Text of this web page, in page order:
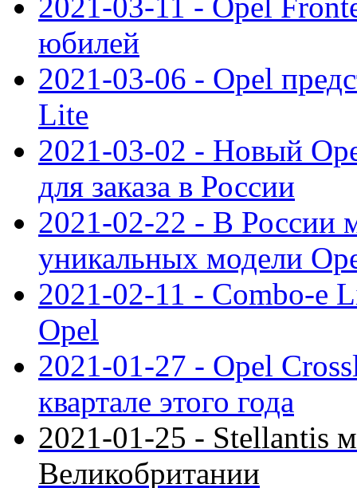
юбилей
2021-03-06 - Opel
Lite
2021-03-02 - Новый
для заказа в России
2021-02-22 - В России
уникальных модели
2021-02-11 - Combo-e
Opel
2021-01-27 - Opel
квартале этого года
2021-01-25 - Stellantis
Великобритании